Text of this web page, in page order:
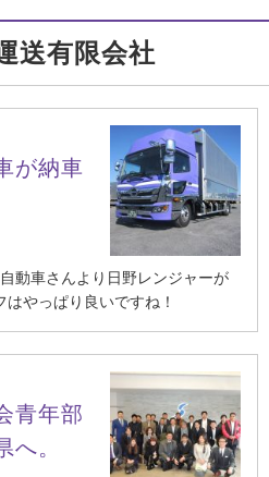
送有限会社
が納車
動車さんより日野レンジャーが
はやっぱり良いですね！
青年部
へ。